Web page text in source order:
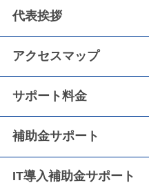
代表挨拶
アクセスマップ
サポート料金
補助金サポート
IT導入補助金サポート